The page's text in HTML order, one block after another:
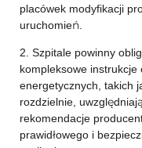
placówek modyfikacji
uruchomień.
2. Szpitale powinny
kompleksowe
energetycznych, takich
rozdzielnie,
rekomendacje
prawidłowego i